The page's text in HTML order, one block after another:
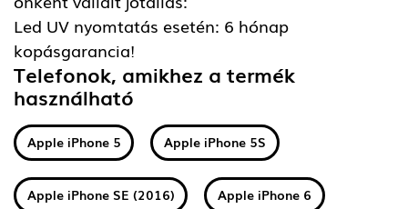
Led UV nyomtatás esetén: 6 hónap
kopásgarancia!
Telefonok, amikhez a termék
használható
Apple iPhone 5 Apple iPhone 5S
Apple iPhone SE (2016) Apple iPhone 6